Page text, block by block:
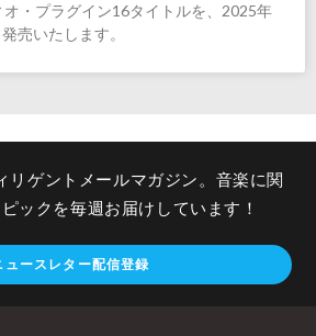
・プラグイン16タイトルを、2025年
売いたします。
リゲントメールマガジン。音楽に関
ックを毎週お届けしています！
ュースレター配信登録